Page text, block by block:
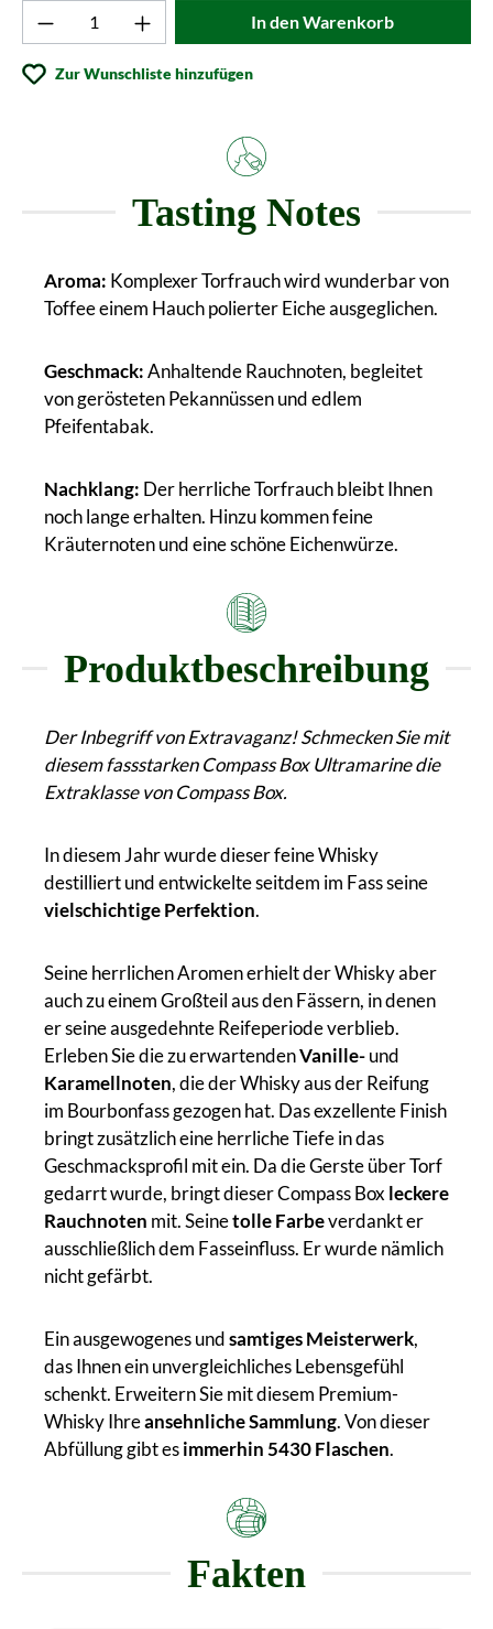
Produkt Anzahl: Gib den gewünschten
In den Warenkorb
Zur Wunschliste hinzufügen
Tasting Notes
Aroma: Komplexer Torfrauch wird wunderbar von
Toffee einem Hauch polierter Eiche ausgeglichen.
Geschmack:Anhaltende Rauchnoten, begleitet
von gerösteten Pekannüssen und edlem
Pfeifentabak.
Nachklang: Der herrliche Torfrauch bleibt Ihnen
noch lange erhalten. Hinzu kommen feine
Kräuternoten und eine schöne Eichenwürze.
Produktbeschreibung
Der Inbegriff von Extravaganz! Schmecken Sie mit
diesem fassstarken Compass Box Ultramarine die
Extraklasse von Compass Box.
In diesem Jahr wurde dieser feine Whisky
destilliert und entwickelte seitdem im Fass seine
vielschichtige Perfektion.
Seine herrlichen Aromen erhielt der Whisky aber
auch zu einem Großteil aus den Fässern, in denen
er seine ausgedehnte Reifeperiode verblieb.
Erleben Sie die zu erwartendenVanille-und
Karamellnoten, die der Whisky aus der Reifung
im Bourbonfass gezogen hat. Das exzellente Finish
bringt zusätzlich eine herrliche Tiefe in das
Geschmacksprofil mit ein. Da die Gerste über Torf
gedarrt wurde, bringt dieser Compass Box leckere
Rauchnoten mit. Seinetolle Farbeverdankt er
ausschließlich dem Fasseinfluss. Er wurde nämlich
nicht gefärbt.
Ein ausgewogenes undsamtiges Meisterwerk,
das Ihnen ein unvergleichliches Lebensgefühl
schenkt. Erweitern Sie mit diesem Premium-
Whisky Ihreansehnliche Sammlung. Von dieser
Abfüllung gibt esimmerhin 5430 Flaschen.
Fakten